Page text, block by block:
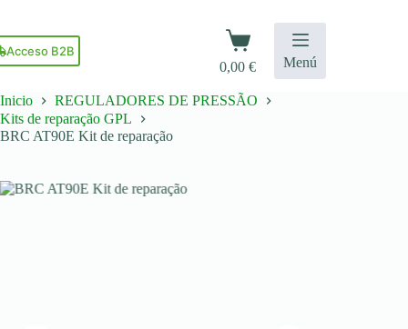
Acceso B2B
Carrinho
de
compras
0,00€ Menú
Inicio
REGULADORES DE PRESSÃO
Kits de reparação GPL
BRC AT90E Kit de reparação